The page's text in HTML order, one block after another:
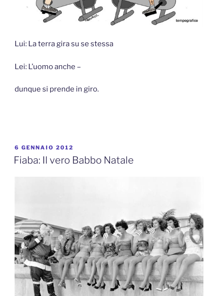
Lui: La terra gira su se stessa
Lei: L’uomo anche –
dunque si prende in giro.
PUBBLICATO
IL
6 GENNAIO 2012
Fiaba: Il vero Babbo Natale